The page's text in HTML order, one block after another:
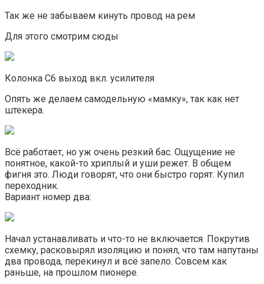
Так же не забываем кинуть провод на рем
Для этого смотрим сюды
Колонка С6 выход вкл. усилителя
Опять же делаем самодельную «мамку», так как нет
штекера.
Всё работает, но уж очень резкий бас. Ощущение не
понятное, какой-то хриплый и уши режет. В общем
фигня это. Люди говорят, что они быстро горят. Купил
переходник.
Вариант номер два:
Начал устанавливать и что-то не включается. Покрутив
схемку, расковырял изоляцию и понял, что там напутаны
два провода, перекинул и всё запело. Совсем как
раньше, на прошлом пионере.